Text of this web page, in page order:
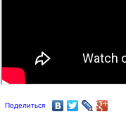
Поделиться